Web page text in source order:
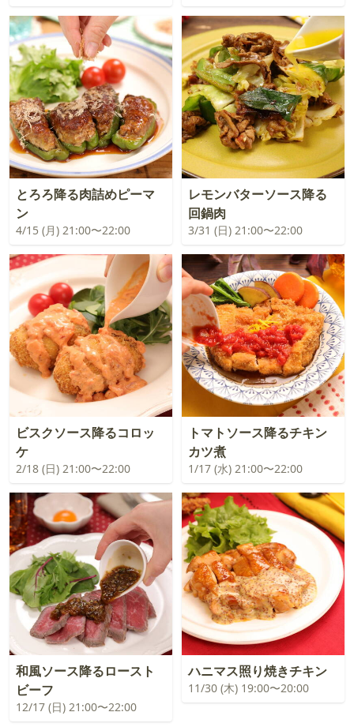
とろろ降る肉詰めピーマ
ン
4/15 (月) 21:00〜22:00
レモンバターソース降る
回鍋肉
3/31 (日) 21:00〜22:00
ビスクソース降るコロッ
ケ
2/18 (日) 21:00〜22:00
トマトソース降るチキン
カツ煮
1/17 (水) 21:00〜22:00
和風ソース降るロースト
ビーフ
12/17 (日) 21:00〜22:00
ハニマス照り焼きチキン
11/30 (木) 19:00〜20:00